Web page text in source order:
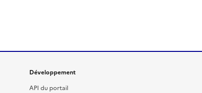
Développement
API du portail